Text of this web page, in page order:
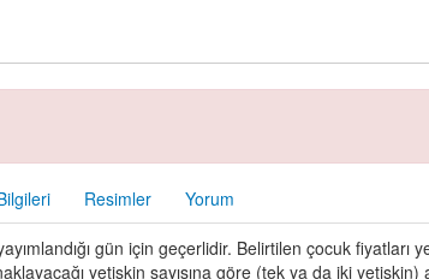
Resimler Yorum
gün için geçerlidir. Belirtilen çocuk fiyatları
yetişkin sayısına göre (tek ya da iki yetişkin)